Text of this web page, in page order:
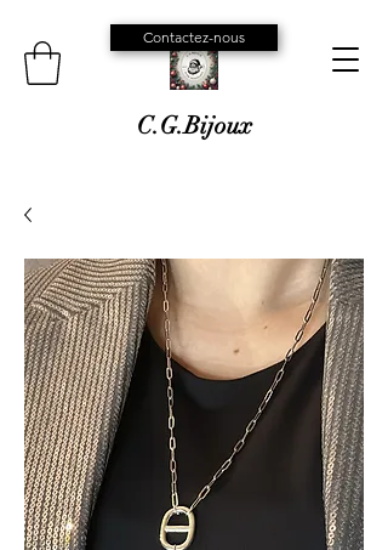
C.G.Bijoux
Contactez-nous